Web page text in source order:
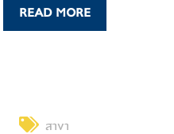
READ MORE
สาขา